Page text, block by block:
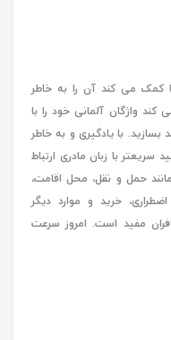
می کند آن را به خاطر
واژگان آلمانی خود را با
با یادگیری و به خاطر
با زبان مادری ارتباط
حمل و نقل، محل اقامت،
خرید و موارد دیگر
مفید است. امروز سرعت